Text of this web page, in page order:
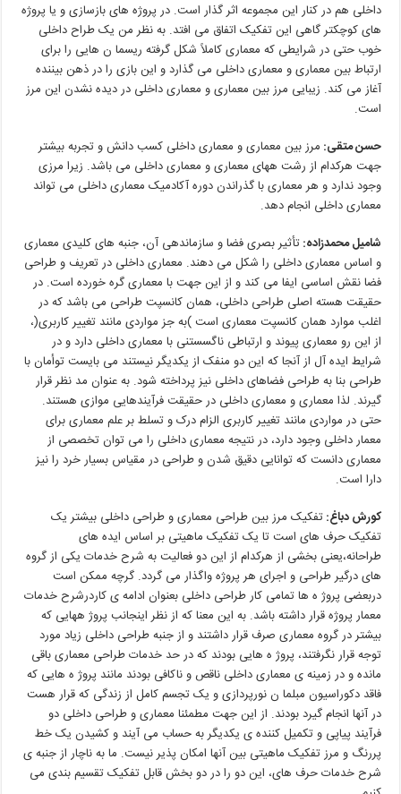
داخلی همدرکنار این مجموعه اثرگذار است.در پروژه هایبازسازیو یا پروژه
هایکوچکترگاهی اینتفکیک اتفاق می افتد.بهنظر من یکطراح داخلی
خوب حتی در شرایطی که معماریکاملاً شکلگرفته ریسما ن هایی رابرای
ارتباطبین معماریو معماریداخلی می گذاردو اینبازی رادرذهنبیننده
آغاز می کند. زیبایی مرزبین معماریو معماریداخلی دردیدهنشدن این مرز
است.
حسنمتقی: مرز بین معماری و معماری داخلی کسب دانش و تجربه بیشتر
جهت هرکدام از رشت ههای معماری و معماری داخلی می باشد. زیرا مرزی
وجود ندارد و هر معماری با گذراندن دوره آکادمیک معماری داخلی می تواند
معماری داخلی انجام دهد.
شامیلمحمدزاده:تأثیر بصری فضا و سازماندهی آن، جنبه های کلیدی معماری
و اساس معماری داخلی را شکل می دهند. معماریداخلی درتعریف وطراحی
فضانقش اساسی ایفا می کند و از اینجهتبا معماریگرهخورده است.در
حقیقت هسته اصلی طراحی داخلی، همانکانسپتطراحی می باشد کهدر
اغلب موارد همانکانسپت معماری است)بهجز مواردی مانند تغییرکاربری(،
از این رو معماری پیوند و ارتباطی ناگسستنی با معماریداخلی داردودر
شرایط ایدهآل ازآنجاکه ایندو منفک از یکدیگرنیستند می بایستتوأمانبا
طراحی بنابهطراحی فضاهایداخلی نیز پرداخته شود.بهعنوان مد نظرقرار
گیرند. لذا معماریو معماریداخلی درحقیقتفرآیندهایی موازی هستند.
حتی در مواردی مانند تغییرکاربری الزامدرکوتسلطبرعلم معماریبرای
معمارداخلی وجوددارد، درنتیجه معماریداخلی را می توانتخصصی از
معماریدانستکهتوانایی دقیق شدنوطراحی در مقیاس بسیارخرد رانیز
دارا است.
کورشدباغ:تفکیک مرز بین طراحی معماری و طراحی داخلی بیشتر یک
تفکیک حرف های است تا یک تفکیک ماهیتی بر اساس ایده های
طراحانه،یعنی بخشی از هرکدام از این دو فعالیت به شرح خدمات یکی از گروه
های درگیر طراحی و اجرای هر پروژه واگذار می گردد.گرچه ممکن است
دربعضی پروژ ه هاتمامی کارطراحی داخلی بعنوان ادامه یکاردرشرح خدمات
معمار پروژهقرارداشتهباشد.به این معناکه ازنظر اینجانب پروژ ههایی که
بیشتردرگروه معماری صرف قرارداشتند و ازجنبهطراحی داخلی زیاد مورد
توجهقرارنگرفتند، پروژ ه هایی بودند کهدرحد خدماتطراحی معماریباقی
ماندهودر زمینه ی معماریداخلی ناقصوناکافی بودند مانند پروژ ه هایی که
فاقد دکوراسیون مبلما ننورپردازیو یکتجسمکامل از زندگی کهقرار هست
درآنها انجامگیردبودند. از اینجهت مطمئنا معماریوطراحی داخلی دو
فرآیند پیاپی وتکمیلکننده ی یکدیگربهحساب می آیند وکشیدن یکخط
پررنگ و مرزتفکیک ماهیتی بینآنها امکان پذیرنیست. مابهناچار ازجنبهی
شرح خدماتحرف های، ایندو رادردوبخشقابلتفکیکتقسیمبندی می